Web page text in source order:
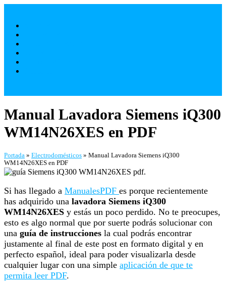
contenido
Manual Lavadora Siemens iQ300
WM14N26XES en PDF
Portada » Electrodomésticos » Manual Lavadora Siemens iQ300
WM14N26XES en PDF
Si has llegado a ManualesPDF es porque recientemente
has adquirido una lavadora Siemens iQ300
WM14N26XES y estás un poco perdido. No te preocupes,
esto es algo normal que por suerte podrás solucionar con
una guía de instrucciones la cual podrás encontrar
justamente al final de este post en formato digital y en
perfecto español, ideal para poder visualizarla desde
cualquier lugar con una simple aplicación de que te
permita leer PDF.